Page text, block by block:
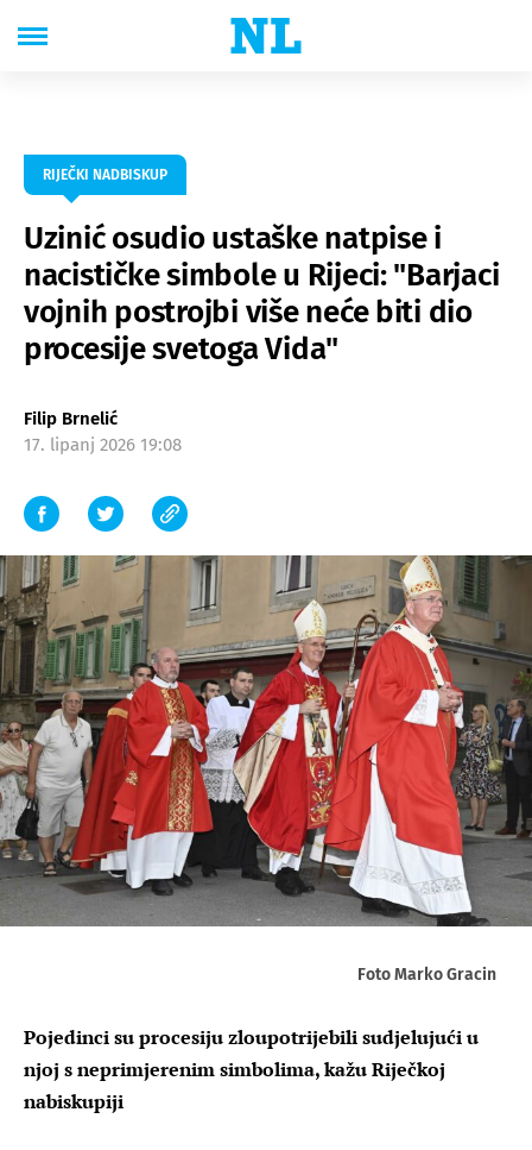
RIJEČKI NADBISKUP
Uzinić osudio ustaške natpise i
nacističke simbole u Rijeci: "Barjaci
vojnih postrojbi više neće biti dio
procesije svetoga Vida"
Filip Brnelić
17. lipanj 2026 19:08
Foto Marko Gracin
Pojedinci su procesiju zloupotrijebili sudjelujući u
njoj s neprimjerenim simbolima, kažu Riječkoj
nabiskupiji